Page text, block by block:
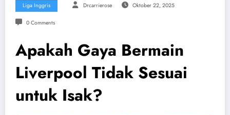
Liga Inggris Drcarrierose Oktober 22, 2025
0 Comments
Apakah Gaya Bermain
Liverpool Tidak Sesuai
untuk Isak?